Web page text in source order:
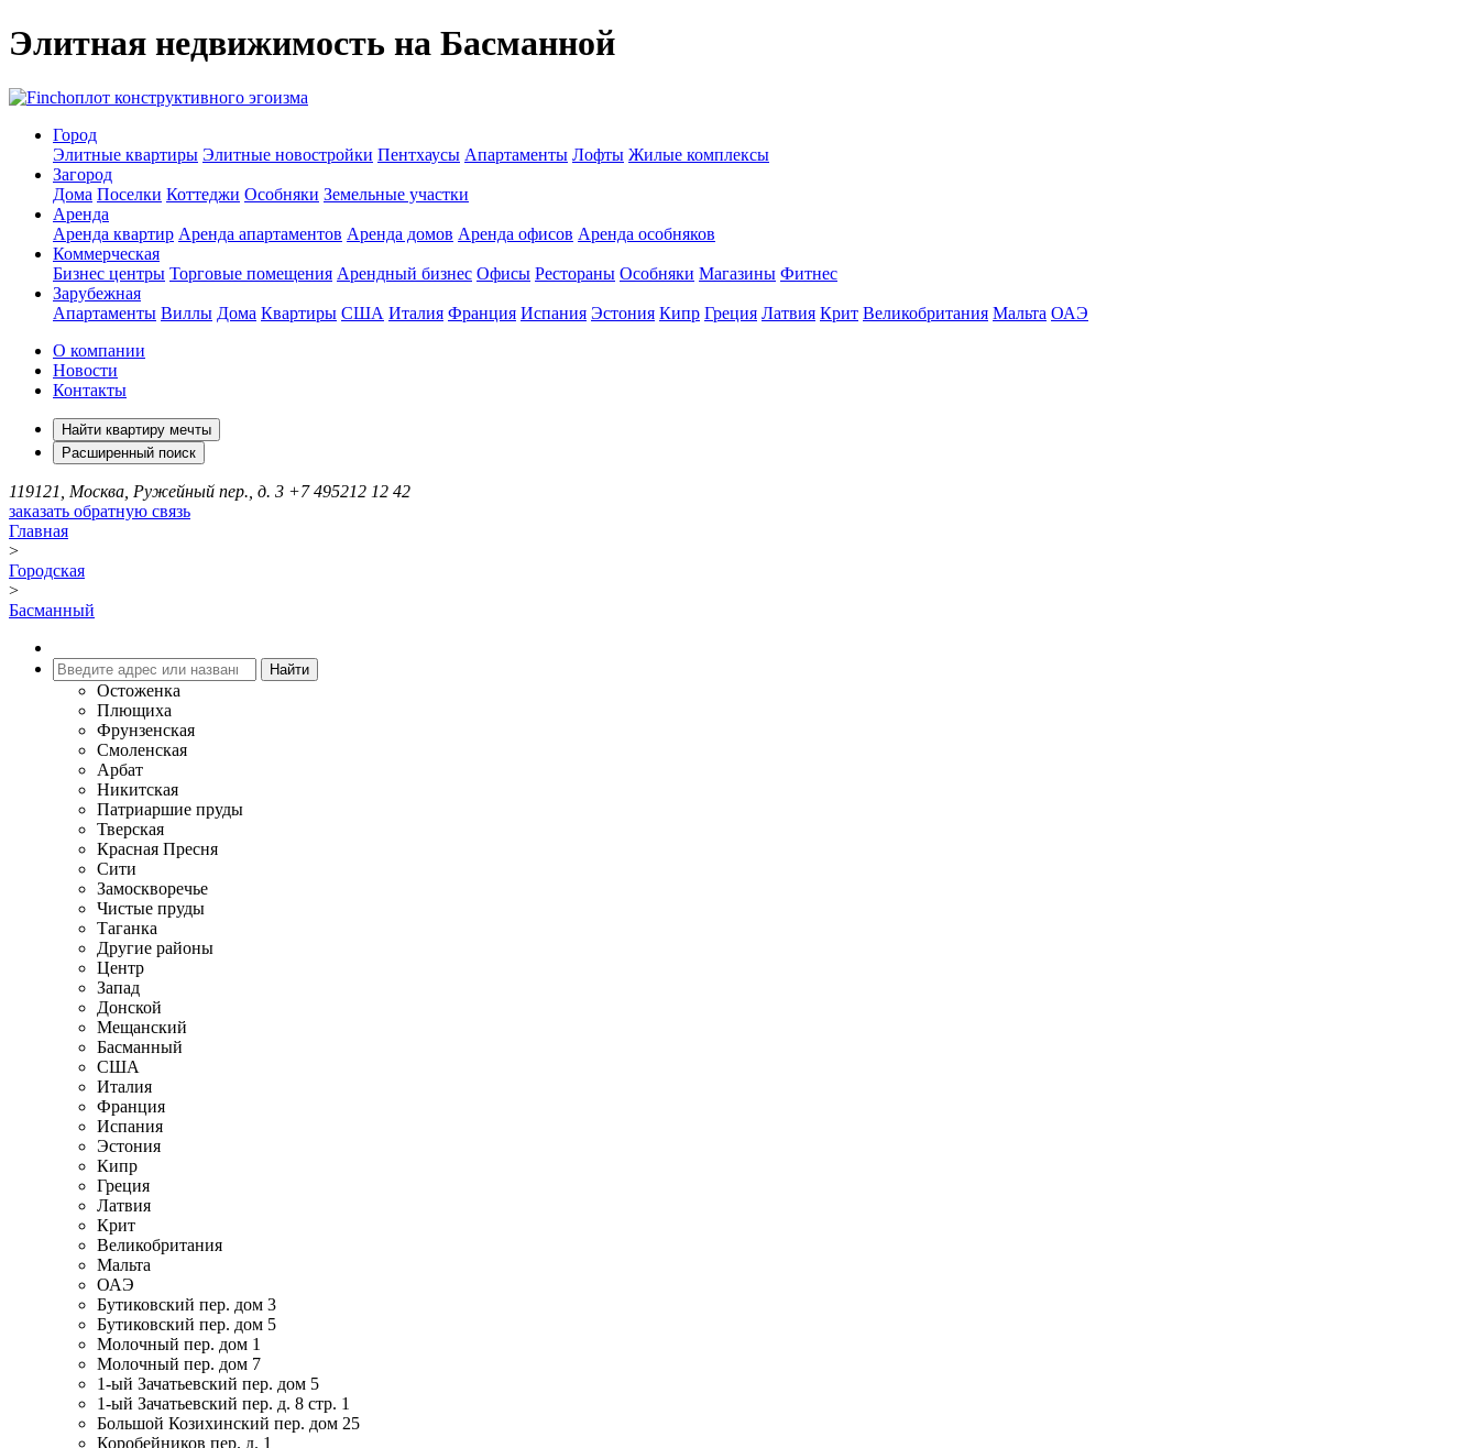
Элитная недвижимость на Басманной
оплот конструктивного эгоизма
Город
Элитные квартиры Элитные новостройки Пентхаусы Апартаменты Лофты Жилые комплексы
Загород
Дома Поселки Коттеджи Особняки Земельные участки
Аренда
Аренда квартир Аренда апартаментов Аренда домов Аренда офисов Аренда особняков
Коммерческая
Бизнес центры Торговые помещения Арендный бизнес Офисы Рестораны Особняки Магазины Фитнес
Зарубежная
Апартаменты Виллы Дома Квартиры США Италия Франция Испания Эстония Кипр Греция Латвия Крит Великобритания Мальта ОАЭ
О компании
Новости
Контакты
Найти квартиру мечты
Расширенный поиск
119121, Москва, Ружейный пер., д. 3 +7 495212 12 42
заказать обратную связь
Главная
>
Городская
>
Басманный
Остоженка
Плющиха
Фрунзенская
Смоленская
Арбат
Никитская
Патриаршие пруды
Тверская
Красная Пресня
Сити
Замоскворечье
Чистые пруды
Таганка
Другие районы
Центр
Запад
Донской
Мещанский
Басманный
США
Италия
Франция
Испания
Эстония
Кипр
Греция
Латвия
Крит
Великобритания
Мальта
ОАЭ
Бутиковский пер. дом 3
Бутиковский пер. дом 5
Молочный пер. дом 1
Молочный пер. дом 7
1-ый Зачатьевский пер. дом 5
1-ый Зачатьевский пер. д. 8 стр. 1
Большой Козихинский пер. дом 25
Коробейников пер. д. 1